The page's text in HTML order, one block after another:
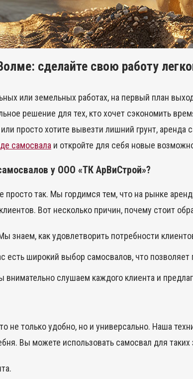
сделайте свою работу
или земельных работах, на первый план
решение для тех, кто хочет сэкономить
просто хотите вывезти лишний грунт,
самосвала и откройте для себя новые
у ООО «ТК АрВиСтрой»?
так. Мы гордимся тем, что на рынке
Вот несколько причин, почему стоит
знаем, как удовлетворить потребности
есть широкий выбор самосвалов, что
внимательно слушаем каждого клиента и
не только удобно, но и универсально. Наша
Вы можете использовать самосвал для таких